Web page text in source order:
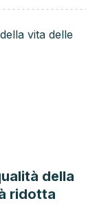
0039-
Origin and
2
R. W.
della
ridotta